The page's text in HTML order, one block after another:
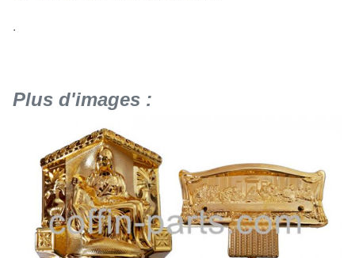
.
Plus d'images :